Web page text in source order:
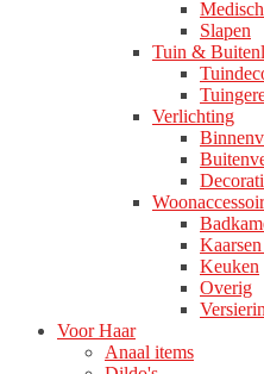
Slapen
Tuin &
Verlichting
Keuken
Overig
Voor Haar
Anaal items